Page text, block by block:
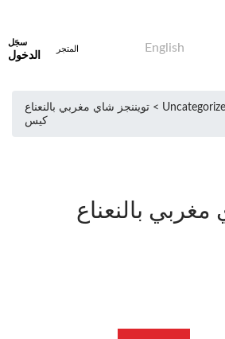
English المتجر
سجَل
الدخول
> تويننجز شاي مغربي بالنعناع
كيس
مغربي بالنعناع